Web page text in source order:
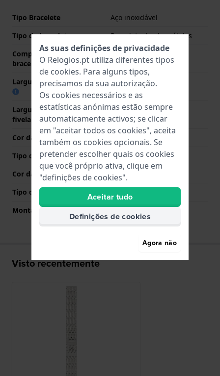
Tipo Bracelete
Aço inoxidável
Tipo de bracelete
Bracelete de elos sólidos
Comprimento do pino (da
bracelete)
16 mm
Largura das extremidades 16 mm
Largura da bracelete na
fivela
16 mm
Cor da bracelete
Tipo de Fecho
Fivela butterfly invisível
Cor da fivela
Prata
Tipo de montagem
Montagem Reta
Não
Visto recentemente
As suas definições de privacidade
O Relogios.pt utiliza diferentes tipos
de cookies. Para alguns tipos,
precisamos da sua autorização.
Os cookies necessários e as
estatísticas anónimas estão sempre
automaticamente activos; se clicar
em "aceitar todos os cookies", aceita
também os cookies opcionais. Se
pretender escolher quais os cookies
que você próprio ativa, clique em
"definições de cookies".
Aceitar tudo
Definições de cookies
Agora não